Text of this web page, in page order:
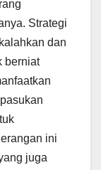
Strategi
dan
berniat
ini
juga